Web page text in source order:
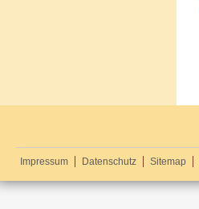
Impressum Datenschutz Sitemap